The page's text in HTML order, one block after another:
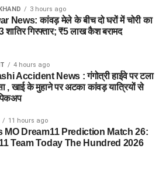
3 hours ago
News: कांवड़ मेले के बीच दो घरों में चोरी का
शातिर गिरफ्तार; ₹5 लाख कैश बरामद
4 hours ago
Accident News : गंगोत्री हाईवे पर टला
, खाई के मुहाने पर अटका कांवड़ यात्रियों से
11 hours ago
MO Dream11 Prediction Match 26:
Team Today The Hundred 2026